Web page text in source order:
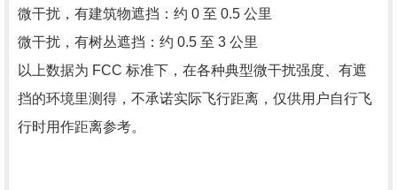
微干扰，有建筑物遮挡：约 0 至 0.5 公里
微干扰，有树丛遮挡：约 0.5 至 3 公里
以上数据为 FCC 标准下，在各种典型微干扰强度、有遮
挡的环境里测得，不承诺实际飞行距离，仅供用户自行飞
行时用作距离参考。